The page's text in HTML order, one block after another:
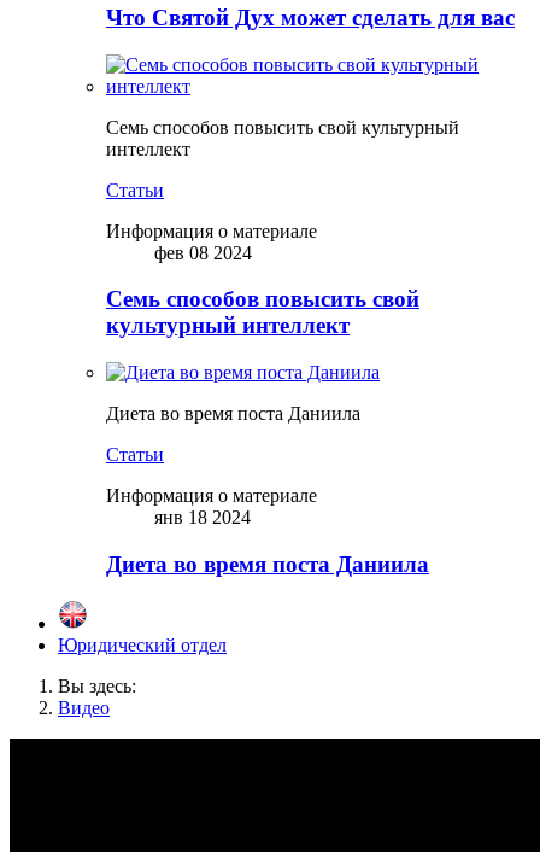
Что Святой Дух может сделать для вас
Семь способов повысить свой культурный
интеллект
Статьи
Информация о материале
фев 08 2024
Семь способов повысить свой
культурный интеллект
Диета во время поста Даниила
Статьи
Информация о материале
янв 18 2024
Диета во время поста Даниила
Юридический отдел
Вы здесь:
Видео